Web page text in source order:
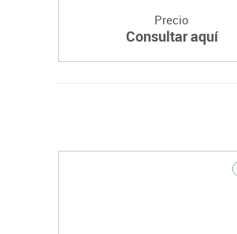
Precio
Consultar aquí